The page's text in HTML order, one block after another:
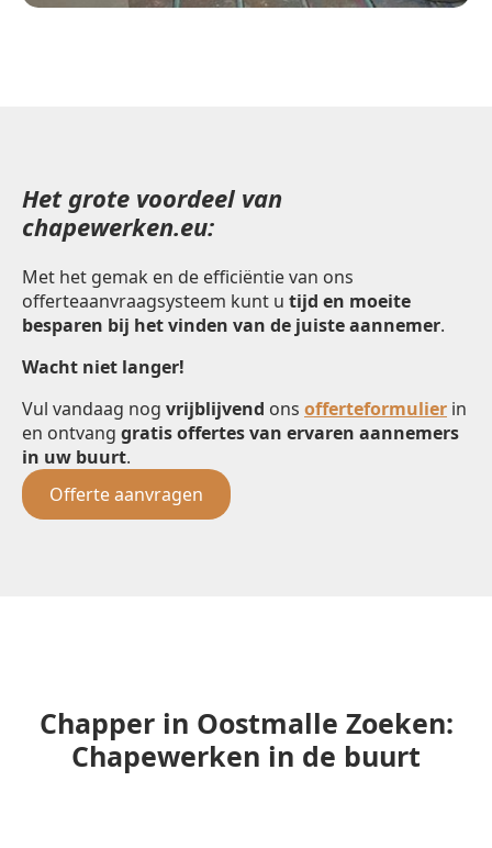
Het grote voordeel van
chapewerken.eu:
Met het gemak en de efficiëntie van ons
offerteaanvraagsysteem kunt u tijd en moeite
besparen bij het vinden van de juiste aannemer.
Wacht niet langer!
Vul vandaag nog vrijblijvend ons offerteformulier in
en ontvang gratis offertes van ervaren aannemers
in uw buurt.
Offerte aanvragen
Chapper in Oostmalle Zoeken:
Chapewerken in de buurt